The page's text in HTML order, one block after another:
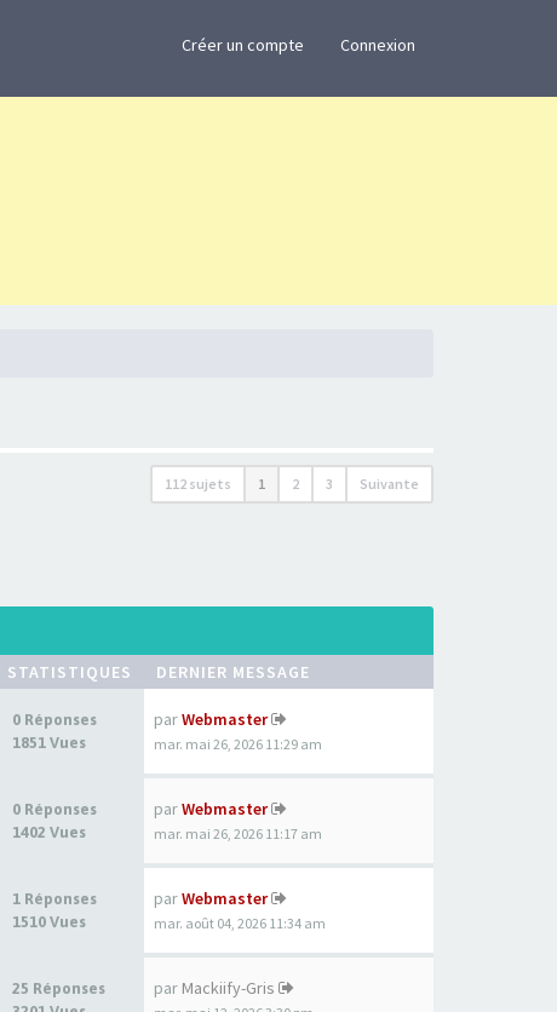
Créer un compte Connexion
112 sujets 1 2 3 Suivante
STATISTIQUES DERNIER MESSAGE
0 Réponses
1851 Vues
parWebmaster
mar. mai 26, 2026 11:29 am
0 Réponses
1402 Vues
parWebmaster
mar. mai 26, 2026 11:17 am
1 Réponses
1510 Vues
parWebmaster
mar. août 04, 2026 11:34 am
25 Réponses
par Mackiify-Gris